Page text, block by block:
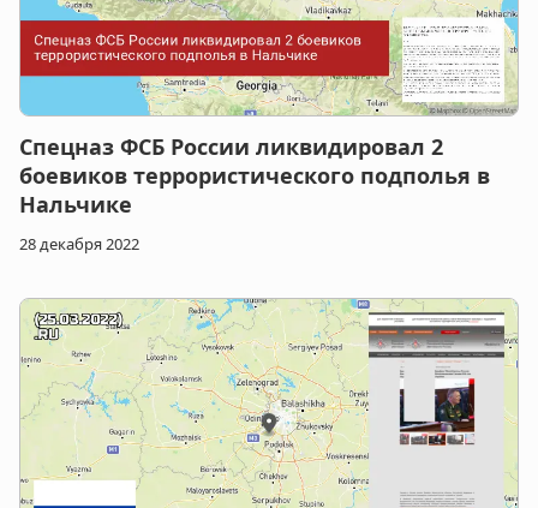
Спецназ ФСБ России ликвидировал 2
боевиков террористического подполья в
Нальчике
28 декабря 2022